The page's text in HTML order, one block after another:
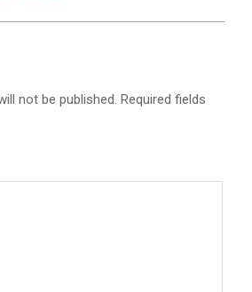
not be published. Required fields